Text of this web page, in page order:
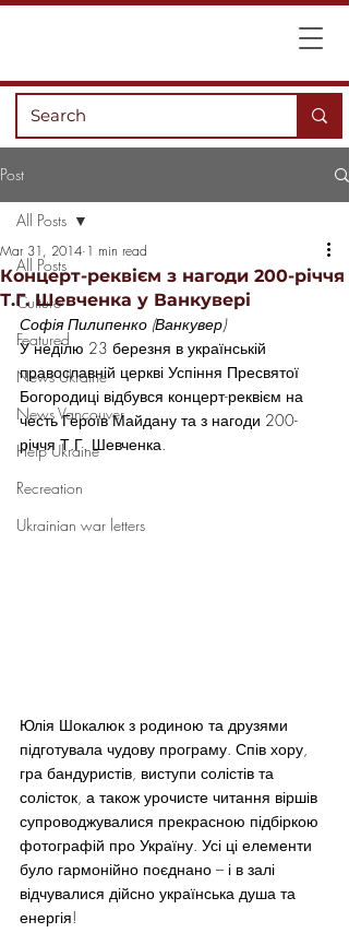
Post
All Posts
Culture
Featured
News Ukraine
News Vancouver
Help Ukraine
Recreation
Ukrainian war letters
All Posts
Концерт-реквієм з нагоди 200-річчя
Т.Г. Шевченка у Ванкувері
Mar 31, 2014 1 min read
Софія Пилипенко (Ванкувер)
У неділю 23 березня в українській
православній церкві Успіння Пресвятої
Богородиці відбувся концерт-реквієм на
честь Героїв Майдану та з нагоди 200-
річчя Т.Г. Шевченка.
Юлія Шокалюк з родиною та друзями
підготувала чудову програму. Спів хору,
гра бандуристів, виступи солістів та
солісток, а також урочисте читання віршів
супроводжувалися прекрасною підбіркою
фотографій про Україну. Усі ці елементи
було гармонійно поєднано – і в залі
відчувалися дійсно українська душа та
енергія!